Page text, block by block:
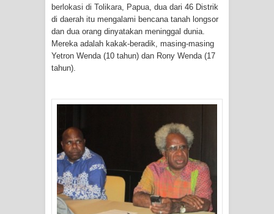
Kapolresta Jayapura Kota
Mengapresiasi Antusiasme Warga
di Kompleks Asrama Polisi Sorong
Profil Lengkap Papua Barat, Bumi
Cenderawasih di Ujung Barat Papua
berlokasi di Tolikara, Papua, dua dari 46 Distrik
di daerah itu mengalami bencana tanah longsor
dan dua orang dinyatakan meninggal dunia.
Mereka adalah kakak-beradik, masing-masing
Yetron Wenda (10 tahun) dan Rony Wenda (17
tahun).